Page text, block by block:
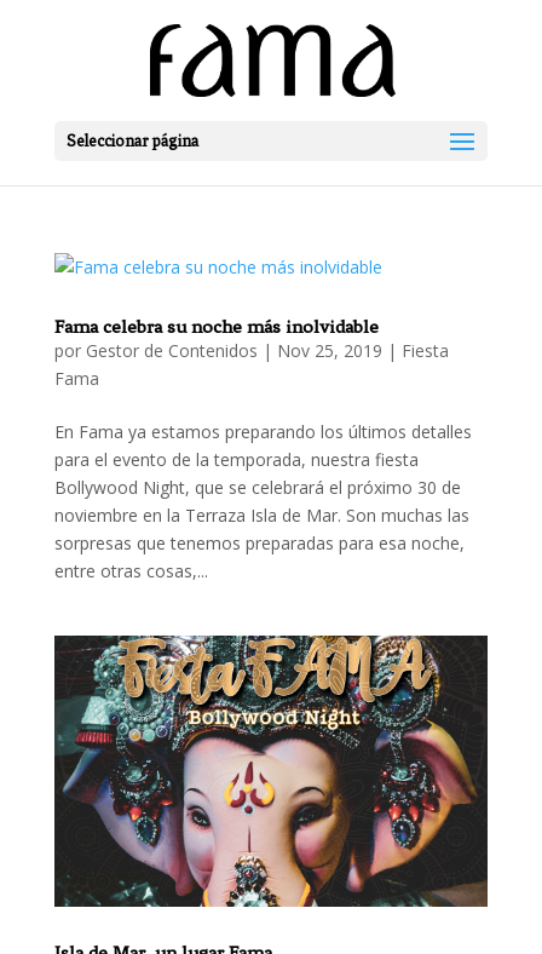
Seleccionar página
Fama celebra su noche más inolvidable
por Gestor de Contenidos | Nov 25, 2019 | Fiesta
Fama
En Fama ya estamos preparando los últimos detalles
para el evento de la temporada, nuestra fiesta
Bollywood Night, que se celebrará el próximo 30 de
noviembre en la Terraza Isla de Mar. Son muchas las
sorpresas que tenemos preparadas para esa noche,
entre otras cosas,...